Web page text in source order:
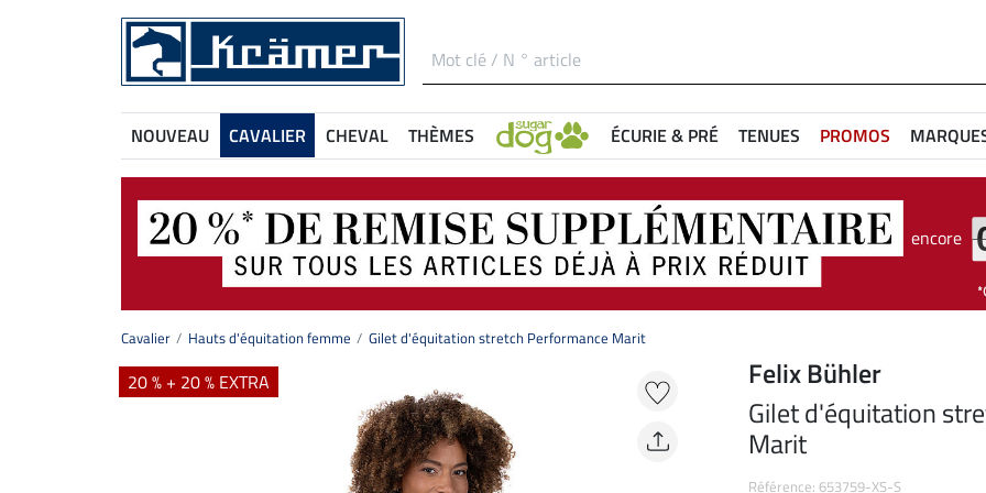
NOUVEAU CAVALIER CHEVAL THÈMES ÉCURIE & PRÉ TENUES PROMOS
encore
Cavalier Hauts d'équitation femme Gilet d'équitation stretch Performance Marit
20 % + 20 % EXTRA
Felix Bühler
Gilet d'équitation
Marit
Référence: 653759-XS-S